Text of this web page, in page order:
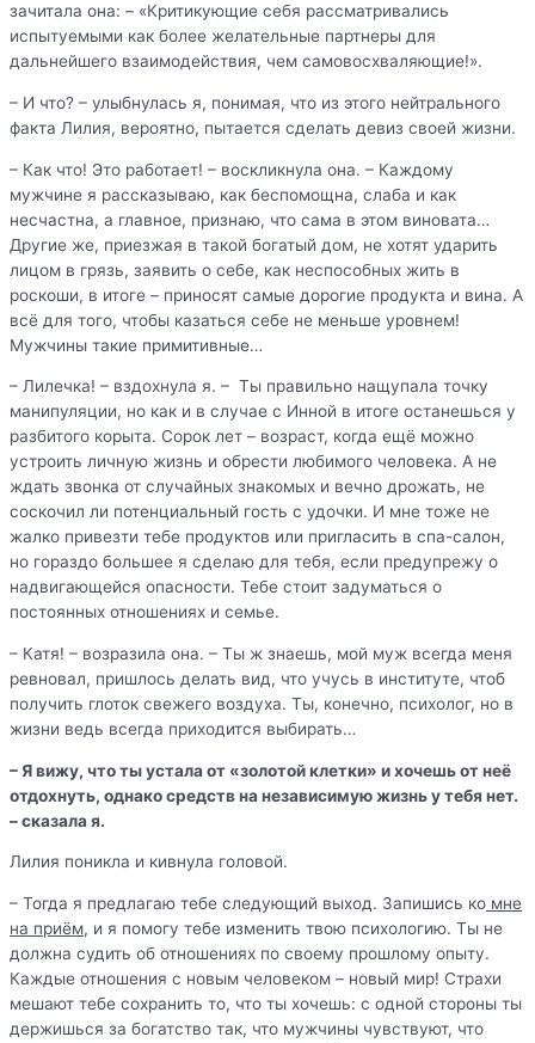
зачитала она: – «Критикующие себя рассматривались
испытуемыми как более желательные партнеры для
дальнейшего взаимодействия, чем самовосхваляющие!».
– И что? – улыбнулась я, понимая, что из этого нейтрального
факта Лилия, вероятно, пытается сделать девиз своей жизни.
– Как что! Это работает! – воскликнула она. – Каждому
мужчине я рассказываю, как беспомощна, слаба и как
несчастна, а главное, признаю, что сама в этом виновата…
Другие же, приезжая в такой богатый дом, не хотят ударить
лицом в грязь, заявить о себе, как неспособных жить в
роскоши, в итоге – приносят самые дорогие продукта и вина. А
всё для того, чтобы казаться себе не меньше уровнем!
Мужчины такие примитивные…
– Лилечка! – вздохнула я. – Ты правильно нащупала точку
манипуляции, но как и в случае с Инной в итоге останешься у
разбитого корыта. Сорок лет – возраст, когда ещё можно
устроить личную жизнь и обрести любимого человека. А не
ждать звонка от случайных знакомых и вечно дрожать, не
соскочил ли потенциальный гость с удочки. И мне тоже не
жалко привезти тебе продуктов или пригласить в спа-салон,
но гораздо большее я сделаю для тебя, если предупрежу о
надвигающейся опасности. Тебе стоит задуматься о
постоянных отношениях и семье.
– Катя! – возразила она. – Ты ж знаешь, мой муж всегда меня
ревновал, пришлось делать вид, что учусь в институте, чтоб
получить глоток свежего воздуха. Ты, конечно, психолог, но в
жизни ведь всегда приходится выбирать…
– Я вижу, что ты устала от «золотой клетки» и хочешь от неё
отдохнуть, однако средств на независимую жизнь у тебя нет.
– сказала я.
Лилия поникла и кивнула головой.
– Тогда я предлагаю тебе следующий выход. Запишись ко мне
на приём, и я помогу тебе изменить твою психологию. Ты не
должна судить об отношениях по своему прошлому опыту.
Каждые отношения с новым человеком – новый мир! Страхи
мешают тебе сохранить то, что ты хочешь: с одной стороны ты
держишься за богатство так, что мужчины чувствуют, что